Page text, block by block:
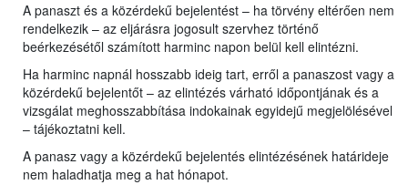
A panaszt és a közérdekű bejelentést – ha törvény eltérően nem
rendelkezik – az eljárásra jogosult szervhez történő
beérkezésétől számított harminc napon belül kell elintézni.
Ha harminc napnál hosszabb ideig tart, erről a panaszost vagy a
közérdekű bejelentőt – az elintézés várható időpontjának és a
vizsgálat meghosszabbítása indokainak egyidejű megjelölésével
– tájékoztatni kell.
A panasz vagy a közérdekű bejelentés elintézésének határideje
nem haladhatja meg a hat hónapot.